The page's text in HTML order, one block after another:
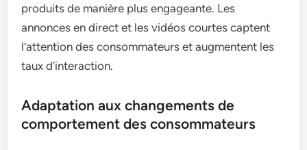
produits de manière plus engageante. Les
annonces en direct et les vidéos courtes captent
l’attention des consommateurs et augmentent les
taux d’interaction.
Adaptation aux changements de
comportement des consommateurs